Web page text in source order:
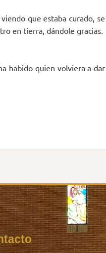
que estaba curado, se
en tierra, dándole gracias.
habido quien volviera a dar